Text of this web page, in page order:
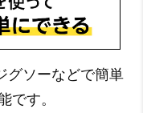
グソーなどで簡単
です。